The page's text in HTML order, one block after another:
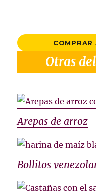
COMPRAR
Otras
Arepas de arroz
Bollitos